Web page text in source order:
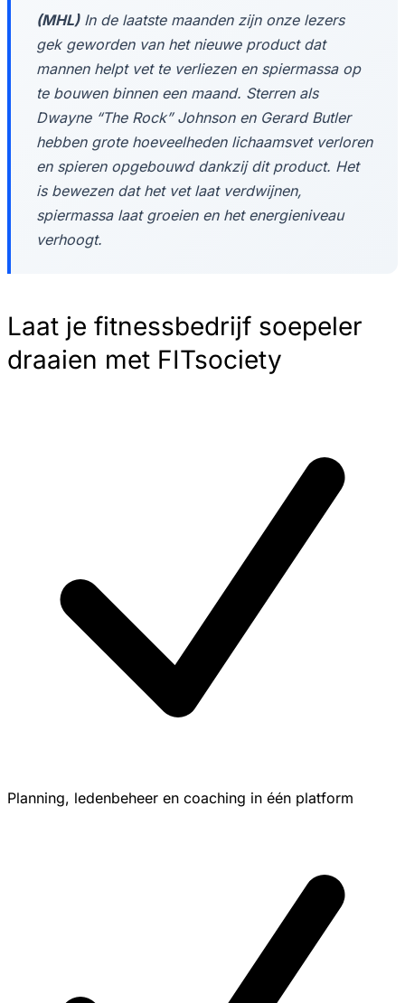
(MHL)In de laatste maanden zijn onze lezers
gek geworden van het nieuwe product dat
mannen helpt vet te verliezen en spiermassa op
te bouwen binnen een maand. Sterren als
Dwayne “The Rock” Johnson en Gerard Butler
hebben grote hoeveelheden lichaamsvet verloren
en spieren opgebouwd dankzij dit product. Het
is bewezen dat het vet laat verdwijnen,
spiermassa laat groeien en het energieniveau
verhoogt.
Laat je fitnessbedrijf soepeler
draaien met FITsociety
Planning, ledenbeheer en coaching in één platform